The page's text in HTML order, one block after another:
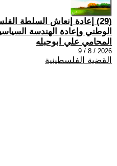
(29) إعادة إنعاش السلطة
الوطني وإعادة الهندسة
المحامي علي ابوحبله
2026 / 8 / 9
القضية الفلسطينية